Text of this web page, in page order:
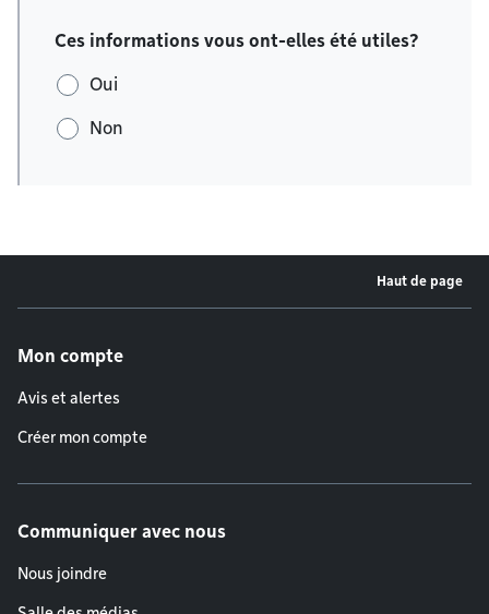
Ces informations vous ont-elles été utiles?
Oui
Non
Haut de page
Mon compte
Avis et alertes
Créer mon compte
Communiquer avec nous
Nous joindre